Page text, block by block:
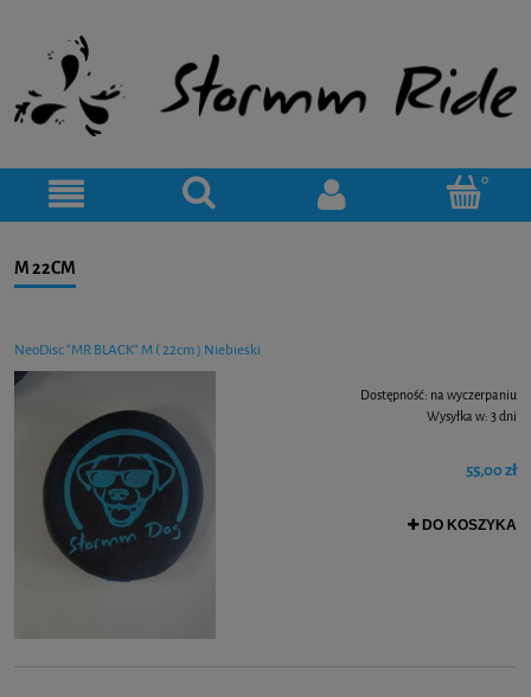
M 22CM
NeoDisc "MR BLACK" M ( 22cm ) Niebieski
Dostępność: na wyczerpaniu
Wysyłka w: 3 dni
55,00 zł
DO KOSZYKA